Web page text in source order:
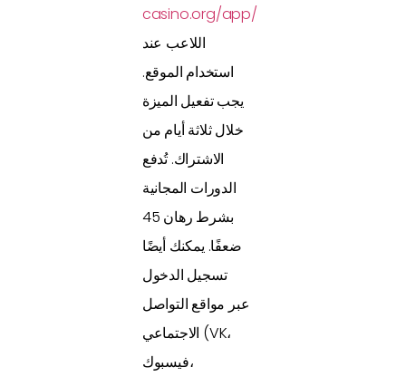
casino.org/app/
اللاعب عند
استخدام الموقع.
يجب تفعيل الميزة
خلال ثلاثة أيام من
الاشتراك. تُدفع
الدورات المجانية
بشرط رهان 45
ضعفًا. يمكنك أيضًا
تسجيل الدخول
عبر مواقع التواصل
الاجتماعي (VK،
فيسبوك،